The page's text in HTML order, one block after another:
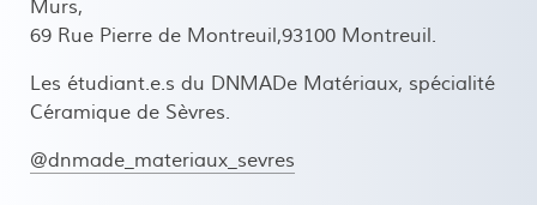
Murs,
69 Rue Pierre de Montreuil,93100 Montreuil.
Les étudiant.e.s du DNMADe Matériaux, spécialité
Céramique de Sèvres.
@dnmade_materiaux_sevres